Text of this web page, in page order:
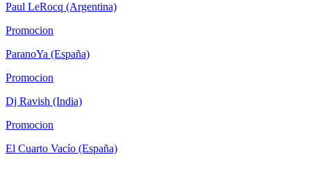
Paul LeRocq (Argentina)
Promocion
ParanoYa (España)
Promocion
Dj Ravish (India)
Promocion
El Cuarto Vacío (España)